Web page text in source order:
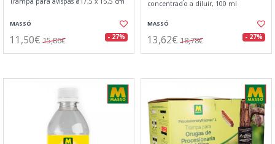
MASSÓ
11,50€ 15,86€ - 27%
concentrado a diluir, 100 ml
MASSÓ
13,62€ 18,78€ - 27%